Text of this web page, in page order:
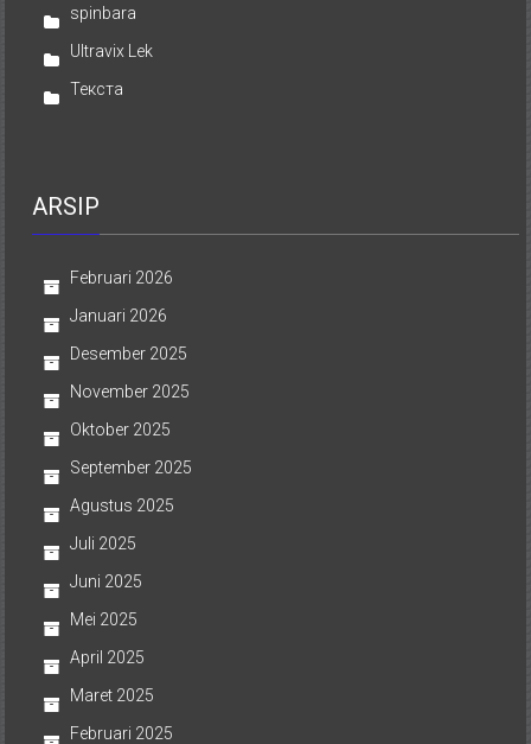
spinbara
Ultravix Lek
Текста
ARSIP
Februari 2026
Januari 2026
Desember 2025
November 2025
Oktober 2025
September 2025
Agustus 2025
Juli 2025
Juni 2025
Mei 2025
April 2025
Maret 2025
Februari 2025